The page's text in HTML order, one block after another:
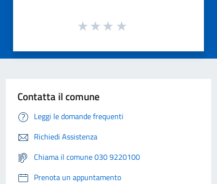
Contatta il comune
Leggi le domande frequenti
Richiedi Assistenza
Chiama il comune 030 9220100
Prenota un appuntamento